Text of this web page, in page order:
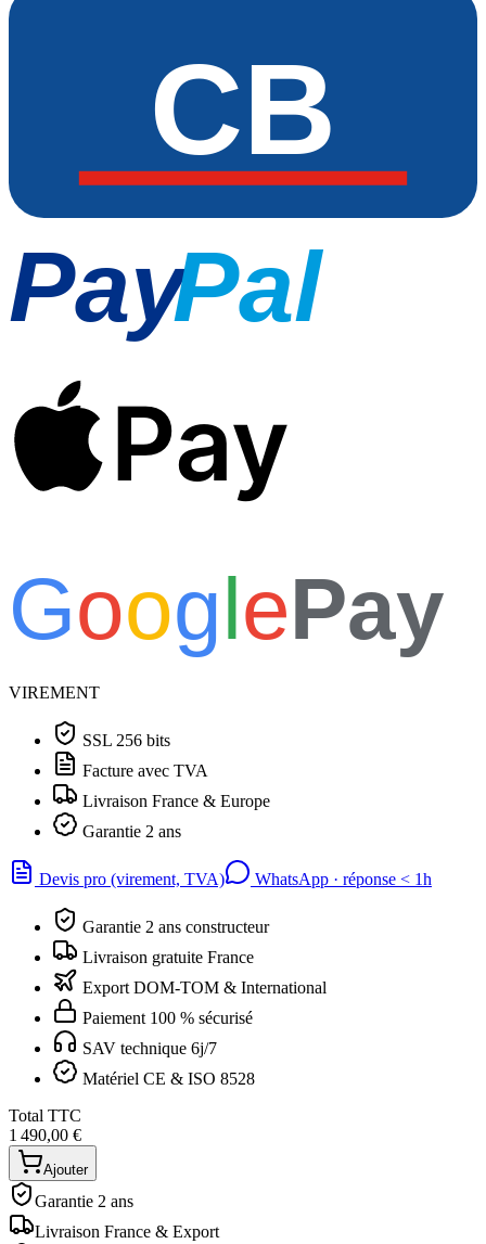
CB
PayPal
Pay
GooglePay
VIREMENT
SSL 256 bits
Facture avec TVA
Livraison France & Europe
Garantie 2 ans
Devis pro (virement, TVA) WhatsApp · réponse < 1h
Garantie 2 ans constructeur
Livraison gratuite France
Export DOM-TOM & International
Paiement 100 % sécurisé
SAV technique 6j/7
Matériel CE & ISO 8528
Total TTC
1 490,00 €
Ajouter
Garantie 2 ans
Livraison France & Export